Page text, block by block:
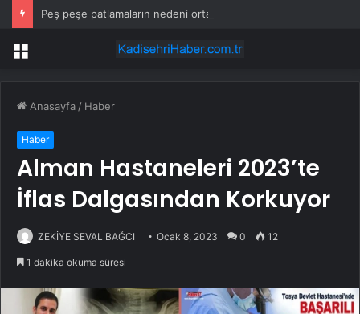
Menü
Anasayfa / Haber
Haber
Alman Hastaneleri 2023’te
İflas Dalgasından Korkuyor
ZEKİYE SEVAL BAĞCI Ocak 8, 2023 0 12
1 dakika okuma süresi